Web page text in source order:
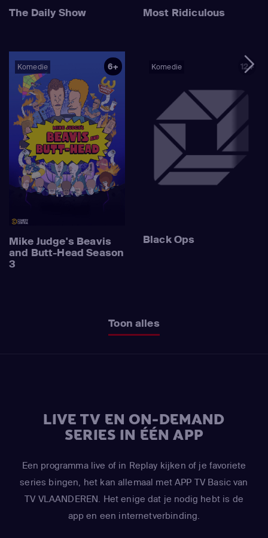
The Daily Show Most Ridiculous
Komedie 6+
Mike Judge's Beavis
and Butt-Head Season
3
Komedie 12+
Black Ops
Toon alles
LIVE TV EN ON-DEMAND
SERIES IN ÉÉN APP
Een programma live of in Replay kijken of je favoriete
series bingen, het kan allemaal met APP TV Basic van
TV VLAANDEREN. Het enige dat je nodig hebt is de
app en een internetverbinding.